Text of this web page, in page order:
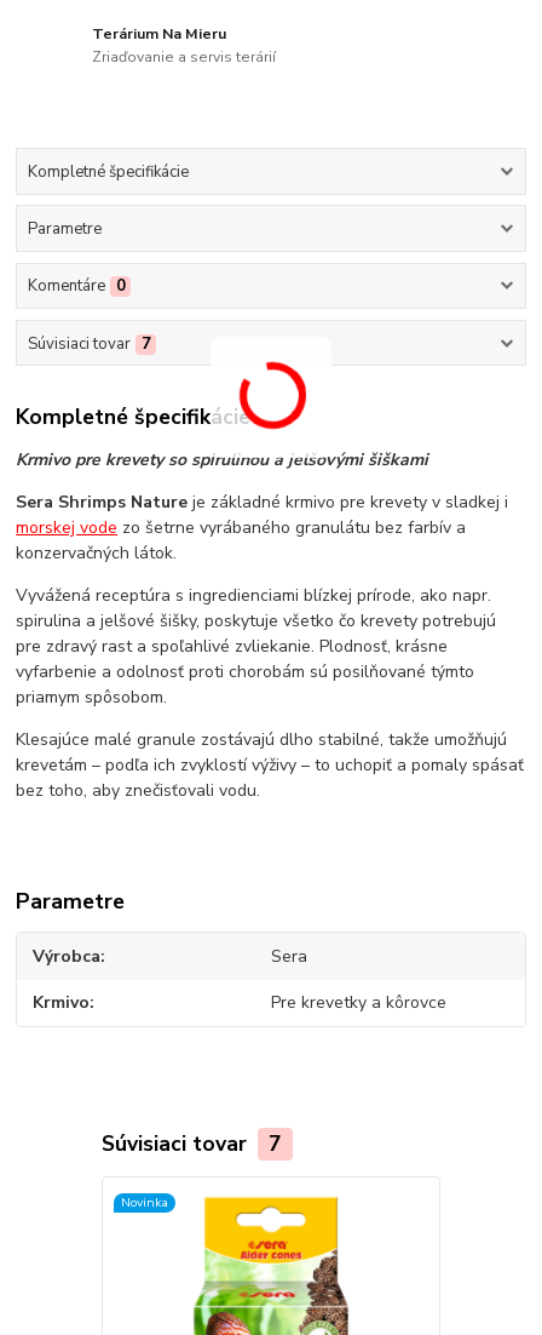
Terárium Na Mieru
Zriaďovanie a servis terárií
Kompletné špecifikácie
Parametre
Komentáre 0
Súvisiaci tovar 7
Kompletné špecifikácie
Krmivo pre krevety so spirulinou a jelšovými šiškami
Sera Shrimps Nature je základné krmivo pre krevety v sladkej i
morskej vode zo šetrne vyrábaného granulátu bez farbív a
konzervačných látok.
Vyvážená receptúra ​​s ingredienciami blízkej prírode, ako napr.
spirulina a jelšové šišky, poskytuje všetko čo krevety potrebujú
pre zdravý rast a spoľahlivé zvliekanie. Plodnosť, krásne
vyfarbenie a odolnosť proti chorobám sú posilňované týmto
priamym spôsobom.
Klesajúce malé granule zostávajú dlho stabilné, takže umožňujú
krevetám – podľa ich zvyklostí výživy – to uchopiť a pomaly spásať
bez toho, aby znečisťovali vodu.
Parametre
Výrobca Sera
Krmivo Pre krevetky a kôrovce
Súvisiaci tovar 7
Novinka